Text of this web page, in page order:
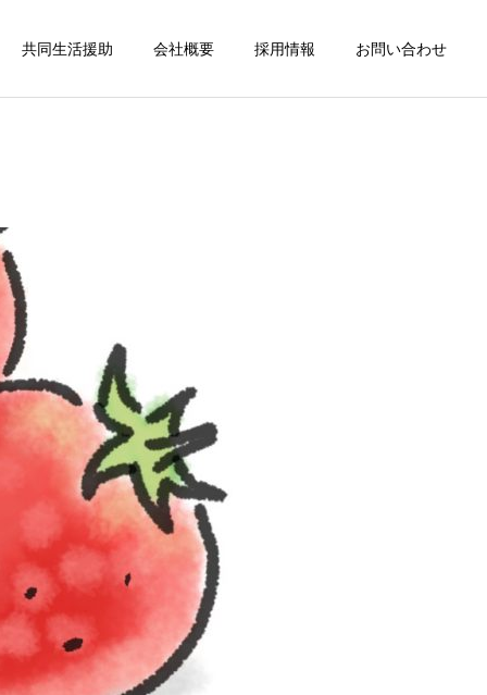
共同生活援助 会社概要 採用情報 お問い合わせ